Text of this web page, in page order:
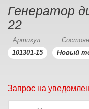
Генератор
22
Артикул:
101301-15
Новый
Запрос на